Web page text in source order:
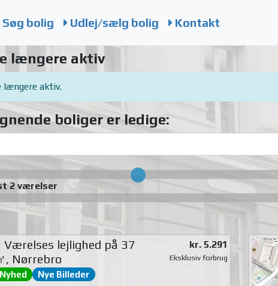
Søg bolig Udlej/sælg bolig Kontakt
længere aktiv
længere aktiv.
boliger er ledige:
2 værelser
Værelses lejlighed på 37
, Nørrebro
Nyhed Nye Billeder
kr. 5.291
Eksklusiv forbrug